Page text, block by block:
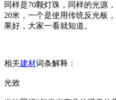
同样是70颗灯珠，同样的光源
20米，一个是使用传统反光板
果好，大家一看就知道。
相关建材词条解释：
光效